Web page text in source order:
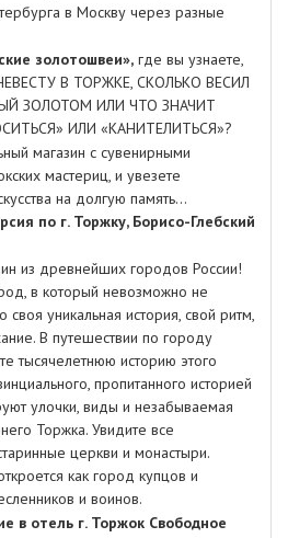
в Москву через разные
золотошвеи», где вы узнаете,
В ТОРЖКЕ, СКОЛЬКО ВЕСИЛ
ЗОЛОТОМ ИЛИ ЧТО ЗНАЧИТ
ИЛИ «КАНИТЕЛИТЬСЯ»?
магазин с сувенирными
мастериц, и увезете
на долгую память…
по г. Торжку, Борисо-Глебский
из древнейших городов России!
в который невозможно не
своя уникальная история, свой ритм,
В путешествии по городу
тысячелетнюю историю этого
пропитанного историей
улочки, виды и незабываемая
Торжка. Увидите все
церкви и монастыри.
как город купцов и
и воинов.
в отель г. Торжок Свободное